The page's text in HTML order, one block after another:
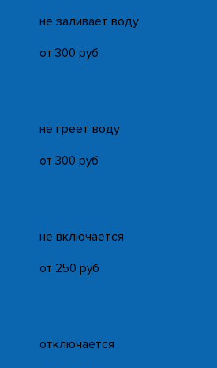
не заливает воду
от 300 руб
не греет воду
от 300 руб
не включается
от 250 руб
отключается